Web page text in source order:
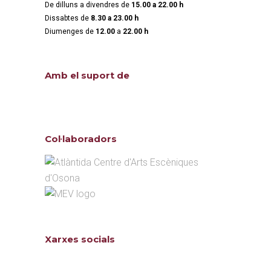
De dilluns a divendres de 15.00 a 22.00 h
Dissabtes de 8.30 a 23.00 h
Diumenges de 12.00 a 22.00 h
Amb el suport de
Col·laboradors
Xarxes socials